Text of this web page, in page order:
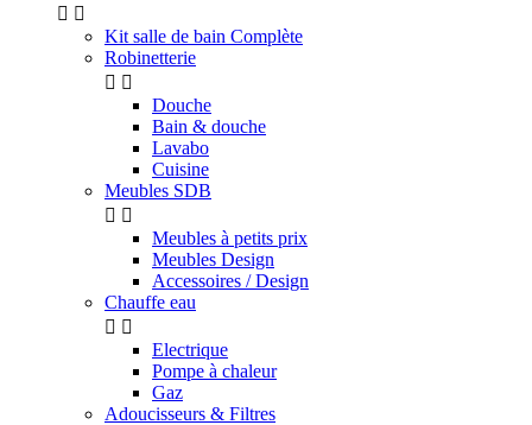
 
Kit salle de bain Complète
Robinetterie
 
Douche
Bain & douche
Lavabo
Cuisine
Meubles SDB
 
Meubles à petits prix
Meubles Design
Accessoires / Design
Chauffe eau
 
Electrique
Pompe à chaleur
Gaz
Adoucisseurs & Filtres